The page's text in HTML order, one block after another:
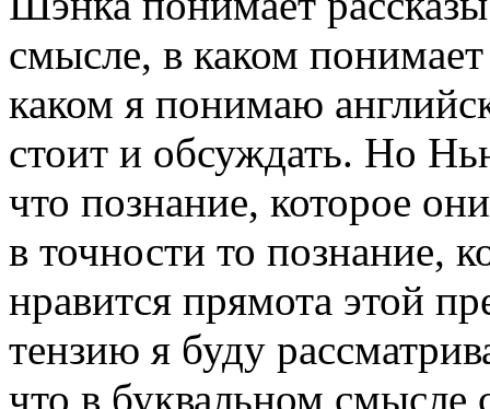
смысле, в каком
каком я понимаю
стоит и обсуж­дать. Но
что познание, которое
в точности то познание,
нравится прямота этой
тензию я буду
что в букваль­ном